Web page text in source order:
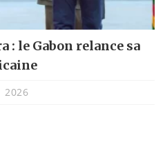
: le Gabon relance sa
2026